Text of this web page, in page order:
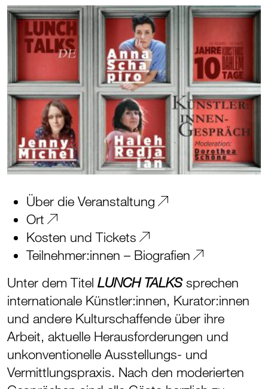
Über die Veranstaltung
Ort
Kosten und Tickets
Teilnehmer:innen – Biografien
Unter dem Titel LUNCH TALKSsprechen
internationale Künstler:innen, Kurator:innen
und andere Kulturschaffende über ihre
Arbeit, aktuelle Herausforderungen und
unkonventionelle Ausstellungs- und
Vermittlungspraxis. Nach den moderierten